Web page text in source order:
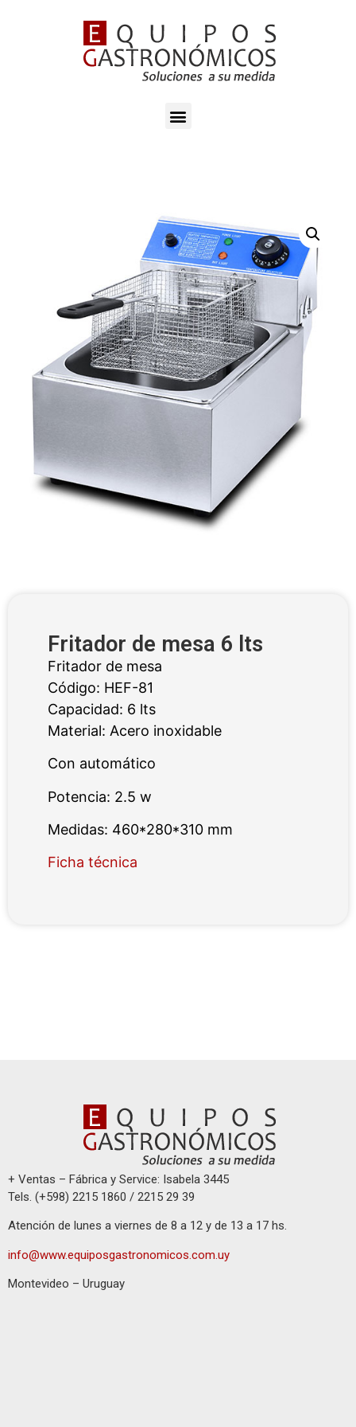
Fritador de mesa 6 lts
Fritador de mesa
Código: HEF-81
Capacidad: 6 lts
Material: Acero inoxidable
Con automático
Potencia: 2.5 w
Medidas: 460*280*310 mm
Ficha técnica
+ Ventas – Fábrica y Service: Isabela 3445
Tels. (+598) 2215 1860 / 2215 29 39
Atención de lunes a viernes de 8 a 12 y de 13 a 17 hs.
info@www.equiposgastronomicos.com.uy
Montevideo – Uruguay